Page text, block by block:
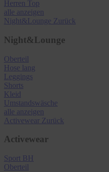
Herren Top
alle anzeigen
Night&Lounge Zurück
Night&Lounge
Oberteil
Hose lang
Leggings
Shorts
Kleid
Umstandswäsche
alle anzeigen
Activewear Zurück
Activewear
Sport BH
Oberteil